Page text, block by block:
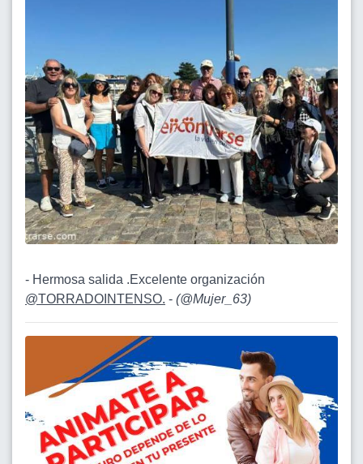
- Hermosa salida .Excelente organización
@TORRADOINTENSO. - (@Mujer_63)